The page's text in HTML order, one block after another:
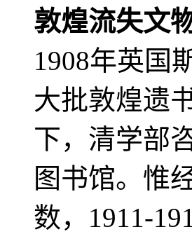
敦煌流失文
1908年英国
大批敦煌遗
下，清学部
图书馆。惟
数，1911-